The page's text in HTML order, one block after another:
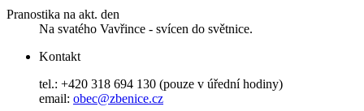
Pranostika na akt. den
Na svatého Vavřince - svícen do světnice.
Kontakt
tel.: +420 318 694 130 (pouze v úřední hodiny)
email: obec@zbenice.cz